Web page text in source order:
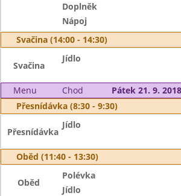
Doplněk
Nápoj
Svačina (14:00 - 14:30)
Svačina
Jídlo
Menu Chod
Pátek 21. 9. 2018
Přesnídávka (8:30 - 9:30)
Přesnídávka
Jídlo
Oběd (11:40 - 13:30)
Oběd
Polévka
Jídlo